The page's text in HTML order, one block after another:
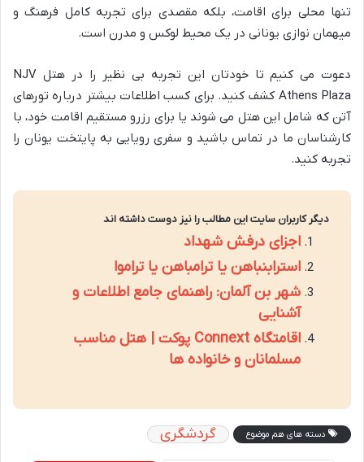
تنها محلی برای اقامت، بلکه مقصدی برای تجربه کامل فرهنگ و
میهمان نوازی یونانی در یک محیط لوکس و مدرن است.
دعوت می کنیم تا خودتان این تجربه بی نظیر را در هتل NJV
Athens Plaza کشف کنید. برای کسب اطلاعات بیشتر درباره تورهای
آتن که شامل این هتل می شوند یا برای رزرو مستقیم اقامت خود، با
کارشناسان ما در تماس باشید و سفری رویایی به پایتخت یونان را
تجربه کنید.
دیگر کاربران سایت این مطالب را نیز دوست داشته اند
اجزای درفش شهداد
استرابنباهن یا ترامباهن یا تراموا
شهر بن آلمان: راهنمای جامع اطلاعات و
آشنایی
اقامتگاه Connext پوکت | هتل مناسب
مسلمانان و خانواده ها
دسته های هم موضوع گردشگری